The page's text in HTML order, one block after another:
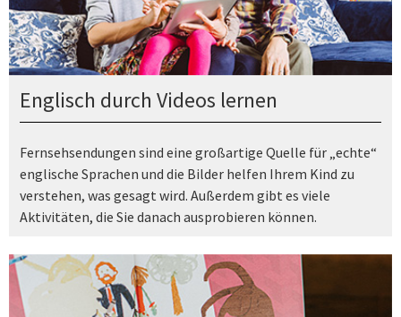
Englisch durch Videos lernen
Fernsehsendungen sind eine großartige Quelle für „echte“
englische Sprachen und die Bilder helfen Ihrem Kind zu
verstehen, was gesagt wird. Außerdem gibt es viele
Aktivitäten, die Sie danach ausprobieren können.